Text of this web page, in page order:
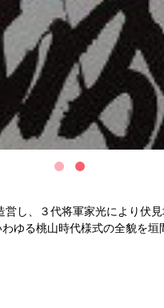
、３代将軍家光により伏
る桃山時代様式の全貌を垣